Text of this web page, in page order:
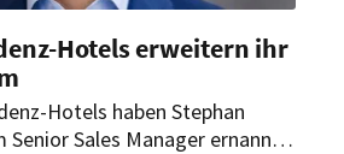
Hotels erweitern ihr
Hotels haben Stephan
Senior Sales Manager ernannt.